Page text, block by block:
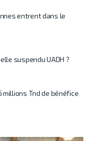
entrent dans le
suspendu UADH ?
millions Tnd de bénéfice